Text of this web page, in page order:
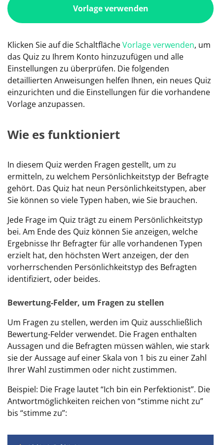
Vorlage verwenden
Klicken Sie auf die SchaltflächeVorlage verwenden, um
das Quiz zu Ihrem Konto hinzuzufügen und alle
Einstellungen zu überprüfen. Die folgenden
detaillierten Anweisungen helfen Ihnen, ein neues Quiz
einzurichten und die Einstellungen für die vorhandene
Vorlage anzupassen.
Wie es funktioniert
In diesem Quiz werden Fragen gestellt, um zu
ermitteln, zu welchem Persönlichkeitstyp der Befragte
gehört. Das Quiz hat neun Persönlichkeitstypen, aber
Sie können so viele Typen haben, wie Sie brauchen.
Jede Frage im Quiz trägt zu einem Persönlichkeitstyp
bei. Am Ende des Quiz können Sie anzeigen, welche
Ergebnisse Ihr Befragter für alle vorhandenen Typen
erzielt hat, den höchsten Wert anzeigen, der den
vorherrschenden Persönlichkeitstyp des Befragten
identifiziert, oder beides.
Bewertung-Felder, um Fragen zu stellen
Um Fragen zu stellen, werden im Quiz ausschließlich
Bewertung-Felder verwendet. Die Fragen enthalten
Aussagen und die Befragten müssen wählen, wie stark
sie der Aussage auf einer Skala von 1 bis zu einer Zahl
Ihrer Wahl zustimmen oder nicht zustimmen.
Beispiel: Die Frage lautet “Ich bin ein Perfektionist”. Die
Antwortmöglichkeiten reichen von “stimme nicht zu”
bis “stimme zu”: